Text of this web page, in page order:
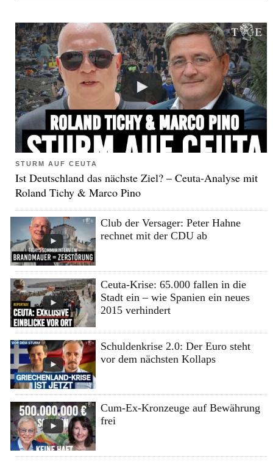
STURM AUF CEUTA
Ist Deutschland das nächste Ziel? – Ceuta-Analyse mit
Roland Tichy & Marco Pino
Club der Versager: Peter Hahne
rechnet mit der CDU ab
Ceuta-Krise: 65.000 fallen in die
Stadt ein – wie Spanien ein neues
2015 verhindert
Schuldenkrise 2.0: Der Euro steht
vor dem nächsten Kollaps
Cum-Ex-Kronzeuge auf Bewährung
frei